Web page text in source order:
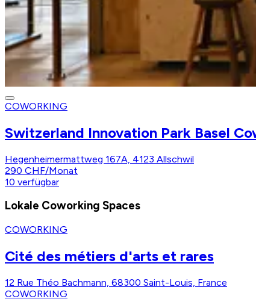
COWORKING
Switzerland Innovation Park Basel
Hegenheimermattweg 167A, 4123 Allschwil
290 CHF/Monat
10 verfügbar
Lokale Coworking Spaces
COWORKING
Cité des métiers d'arts et rares
12 Rue Théo Bachmann, 68300 Saint-Louis, France
COWORKING